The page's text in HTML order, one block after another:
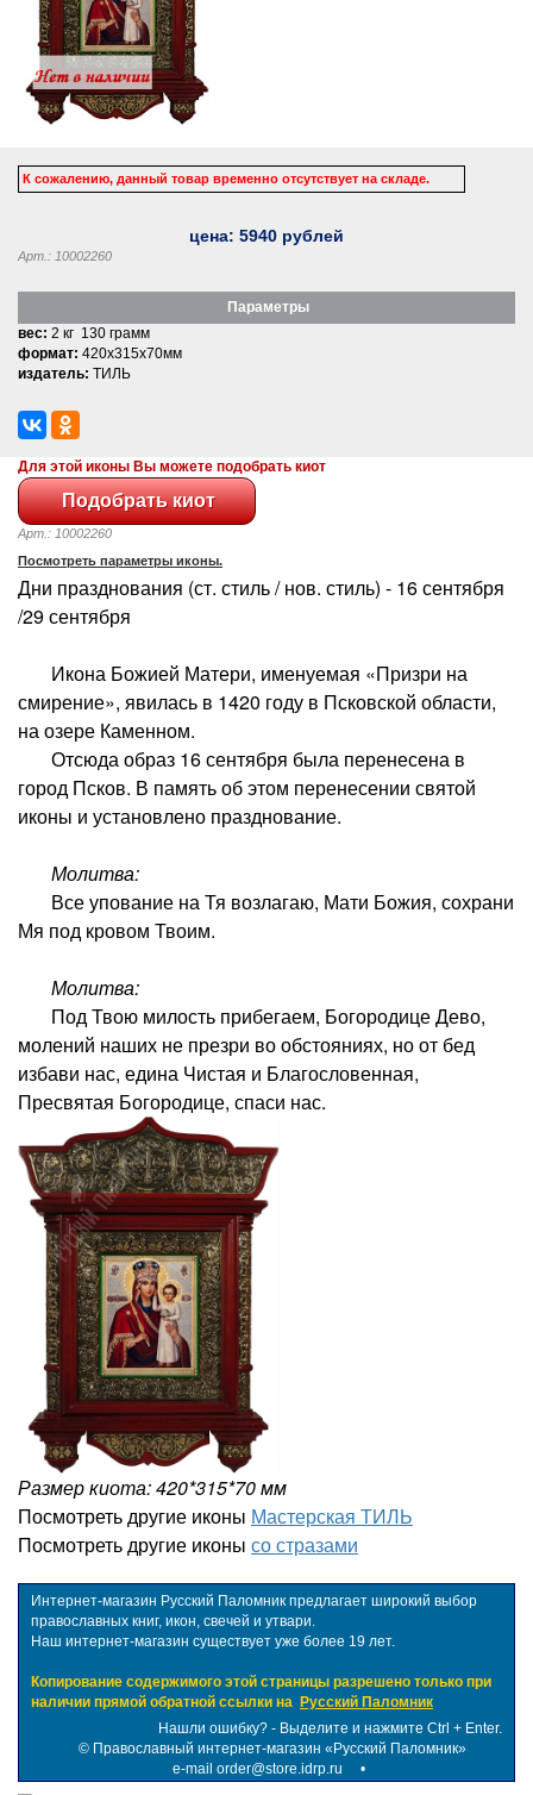
К сожалению, данный товар временно отсутствует на складе.
цена: 5940 рублей
Арт.: 10002260
Параметры
вес: 2 кг 130 грамм
формат: 420x315x70мм
издатель: ТИЛЬ
Для этой иконы Вы можете подобрать киот
Арт.: 10002260
Посмотреть параметры иконы.
Дни празднования (ст. стиль / нов. стиль) - 16 сентября
/29 сентября
Икона Божией Матери, именуемая «Призри на
смирение», явилась в 1420 году в Псковской области,
на озере Каменном.
Отсюда образ 16 сентября была перенесена в
город Псков. В память об этом перенесении святой
иконы и установлено празднование.
Молитва:
Все упование на Тя возлагаю, Мати Божия, сохрани
Мя под кровом Твоим.
Молитва:
Под Твою милость прибегаем, Богородице Дево,
молений наших не презри во обстояниях, но от бед
избави нас, едина Чистая и Благословенная,
Пресвятая Богородице, спаси нас.
Размер киота: 420*315*70 мм
Посмотреть другие иконы Мастерская ТИЛЬ
Посмотреть другие иконы со стразами
Интернет-магазин Русский Паломник предлагает широкий выбор
православных книг, икон, свечей и утвари.
Наш интернет-магазин существует уже более 19 лет.
Копирование содержимого этой страницы разрешено только при
наличии прямой обратной ссылки на Русский Паломник
Нашли ошибку? - Выделите и нажмите Ctrl + Enter.
© Православный интернет-магазин «Русский Паломник»
e-mail order@store.idrp.ru •